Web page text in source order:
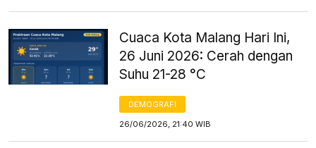
Cuaca Kota Malang Hari Ini,
26 Juni 2026: Cerah dengan
Suhu 21-28 °C
DEMOGRAFI
26/06/2026, 21:40 WIB